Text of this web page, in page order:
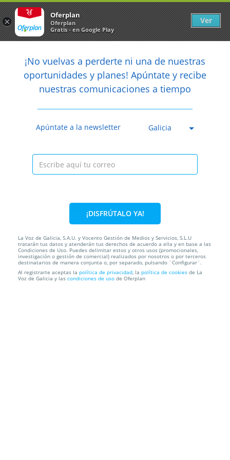

Caducada
Anterior
72% 125€ 34,99€
Conjunto Cleo Rosa con Swarovski Crystal
Envío a domicilio
arrow_back Newsletter
¡No vuelvas a perderte ni una de nuestras
oportunidades y planes! Apúntate y recibe
nuestras comunicaciones a tiempo
Apúntate a la newsletter Galicia
¡DISFRÚTALO YA!
La Voz de Galicia, S.A.U. y Vocento Gestión de Medios y Servicios, S.L.U
tratarán tus datos y atenderán tus derechos de acuerdo a ella y en base a las
Condiciones de Uso. Puedes delimitar estos y otros usos (promocionales,
investigación o gestión de comercial) realizados por nosotros o por terceros
destinatarios de manera conjunta o, por separado, pulsando ¨Configurar¨.
Al registrarte aceptas la política de privacidad, la política de cookies de La
Voz de Galicia y las condiciones de uso de Oferplan
×
Oferplan
Oferplan
Gratis - en Google Play
Ver